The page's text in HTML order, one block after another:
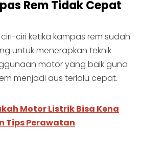
Rem Tidak Cepat
ciri ketika kampas rem sudah
untuk menerapkan teknik
motor yang baik guna
menjadi aus terlalu cepat.
Motor Listrik Bisa Kena
Tips Perawatan